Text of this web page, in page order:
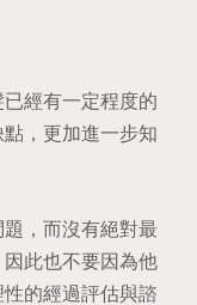
經有一定程度的
，更加進一步知
，而沒有絕對最
此也不要因為他
的經過評估與諮